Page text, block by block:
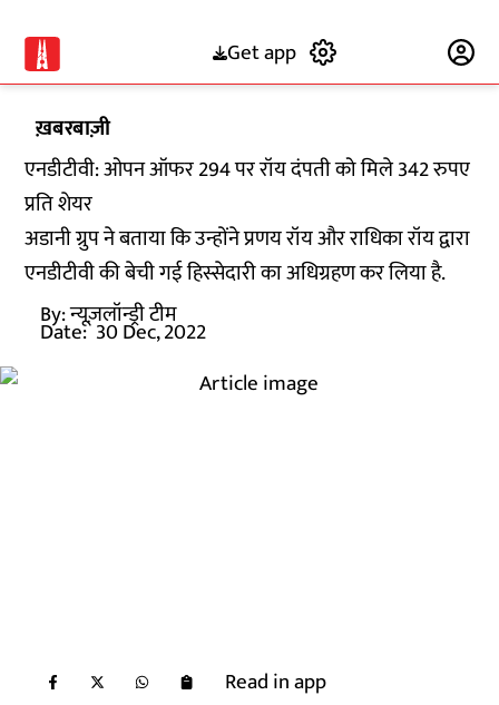
Get app
ख़बरबाज़ी
एनडीटीवी: ओपन ऑफर 294 पर रॉय दंपती को मिले 342 रुपए
प्रति शेयर
अडानी ग्रुप ने बताया कि उन्होंने प्रणय रॉय और राधिका रॉय द्वारा
एनडीटीवी की बेची गई हिस्सेदारी का अधिग्रहण कर लिया है.
By:न्यूज़लॉन्ड्री टीम
Date: 30 Dec, 2022
Read in app